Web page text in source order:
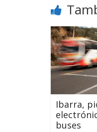
Ibarra,
buses